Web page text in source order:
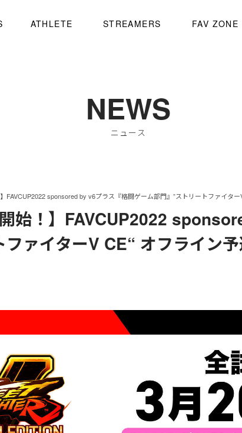
ATHLETE STREAMERS FAV ZONE
NEWS
ニュース
FAVCUP2022 sponsored by v6プラス『格闘ゲーム部門』”ストリートファイタ
開始！】FAVCUP2022
ァイターV CE“ オフライン